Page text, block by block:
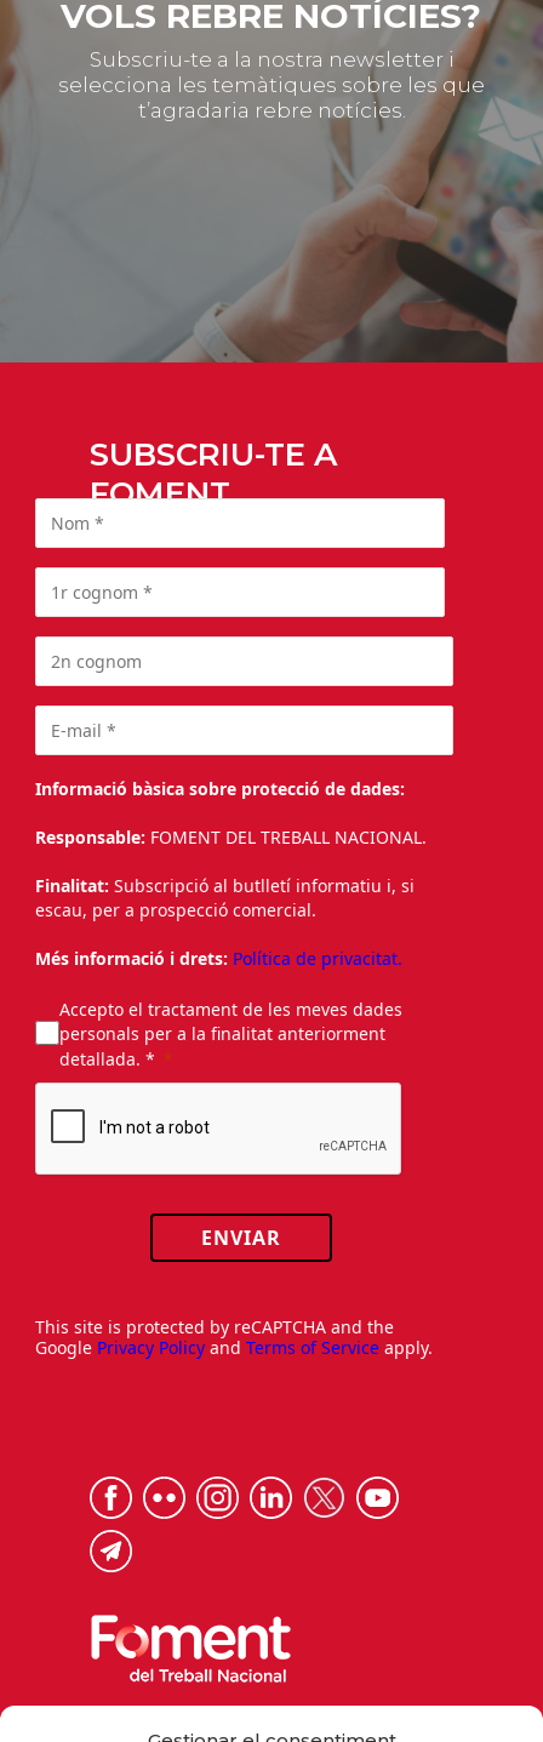
VOLS REBRE NOTÍCIES?
Subscriu-te a la nostra newsletter i
selecciona les temàtiques sobre les que
t’agradaria rebre notícies.
SUBSCRIU-TE A
FOMENT
Informació bàsica sobre protecció de dades:
Responsable: FOMENT DEL TREBALL NACIONAL.
Finalitat: Subscripció al butlletí informatiu i, si
escau, per a prospecció comercial.
Més informació i drets: Política de privacitat.
Accepto el tractament de les meves dades
personals per a la finalitat anteriorment
detallada. *
ENVIAR
This site is protected by reCAPTCHA and the
Google Privacy Policy and Terms of Service apply.